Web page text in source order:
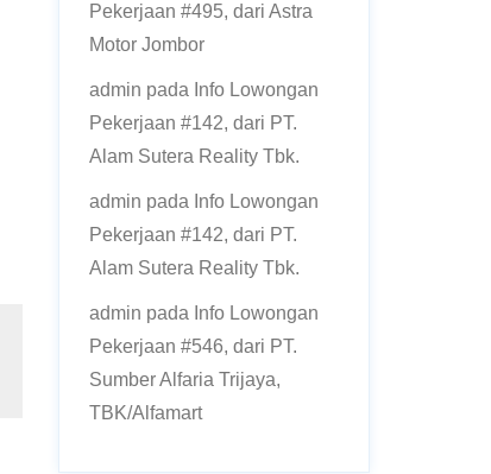
Pekerjaan #495, dari Astra
Motor Jombor
admin pada Info Lowongan
Pekerjaan #142, dari PT.
Alam Sutera Reality Tbk.
admin pada Info Lowongan
Pekerjaan #142, dari PT.
Alam Sutera Reality Tbk.
admin pada Info Lowongan
Pekerjaan #546, dari PT.
Sumber Alfaria Trijaya,
TBK/Alfamart